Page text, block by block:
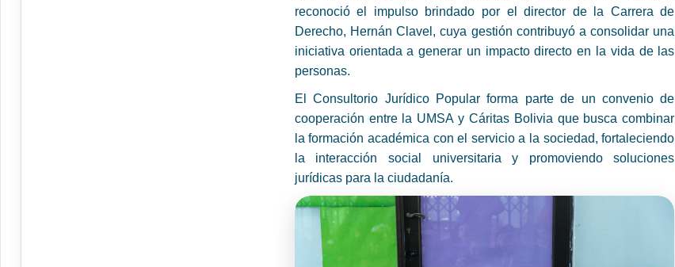
reconoció el impulso brindado por el director de la Carrera de
Derecho, Hernán Clavel, cuya gestión contribuyó a consolidar una
iniciativa orientada a generar un impacto directo en la vida de las
personas.
El Consultorio Jurídico Popular forma parte de un convenio de
cooperación entre la UMSA y Cáritas Bolivia que busca combinar
la formación académica con el servicio a la sociedad, fortaleciendo
la interacción social universitaria y promoviendo soluciones
jurídicas para la ciudadanía.